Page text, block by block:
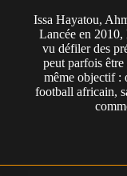
Issa Hayatou,
Lancée en
vu défiler des
peut parfois
même objectif :
football africain,